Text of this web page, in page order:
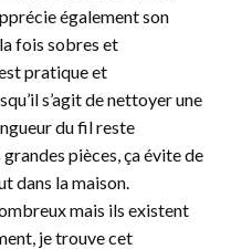
également son
fois sobres et
pratique et
s’agit de nettoyer une
du fil reste
pièces, ça évite de
dans la maison.
mais ils existent
je trouve cet